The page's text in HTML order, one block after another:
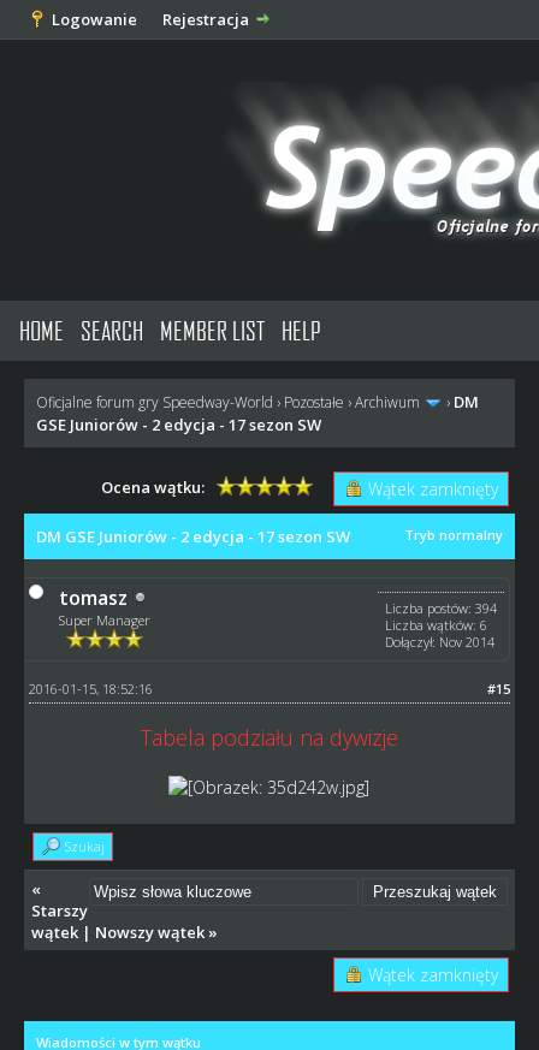
Logowanie Rejestracja
HOME SEARCH MEMBER LIST HELP
Oficjalne forum gry Speedway-World › Pozostałe ›Archiwum › DM
GSE Juniorów - 2 edycja - 17 sezon SW
Wątek zamknięty
Ocena wątku:
Tryb normalny
DM GSE Juniorów - 2 edycja - 17 sezon SW
tomasz
Super Manager
Liczba postów: 394
Liczba wątków: 6
Dołączył: Nov 2014
#15
2016-01-15, 18:52:16
Tabela podziału na dywizje
Szukaj
«
Starszy
wątek| Nowszy wątek»
Wątek zamknięty
Wiadomości w tym wątku